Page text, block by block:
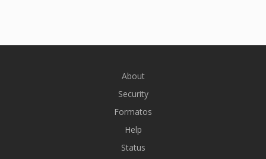
About
Security
Formatos
Help
Status